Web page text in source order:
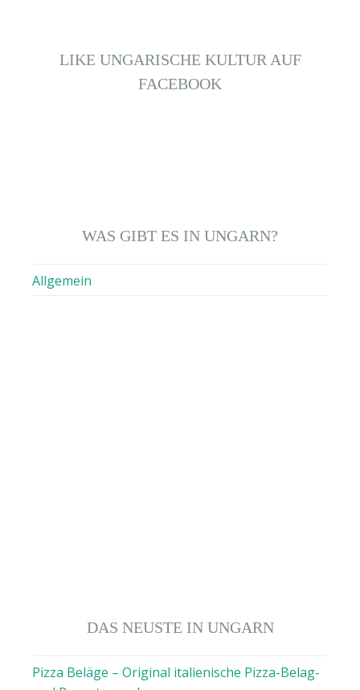
LIKE UNGARISCHE KULTUR AUF
FACEBOOK
WAS GIBT ES IN UNGARN?
Allgemein
DAS NEUSTE IN UNGARN
Pizza Beläge – Original italienische Pizza-Belag-